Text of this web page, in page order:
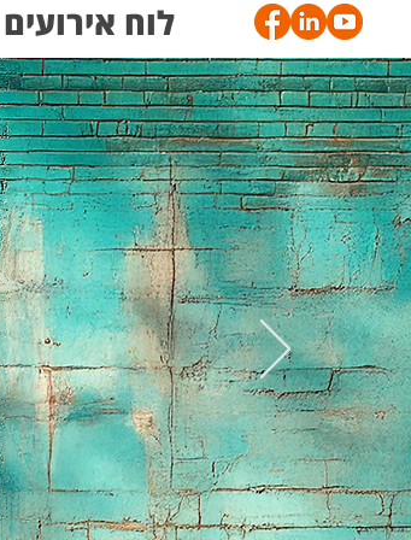
לוח אירועים
להתחברות